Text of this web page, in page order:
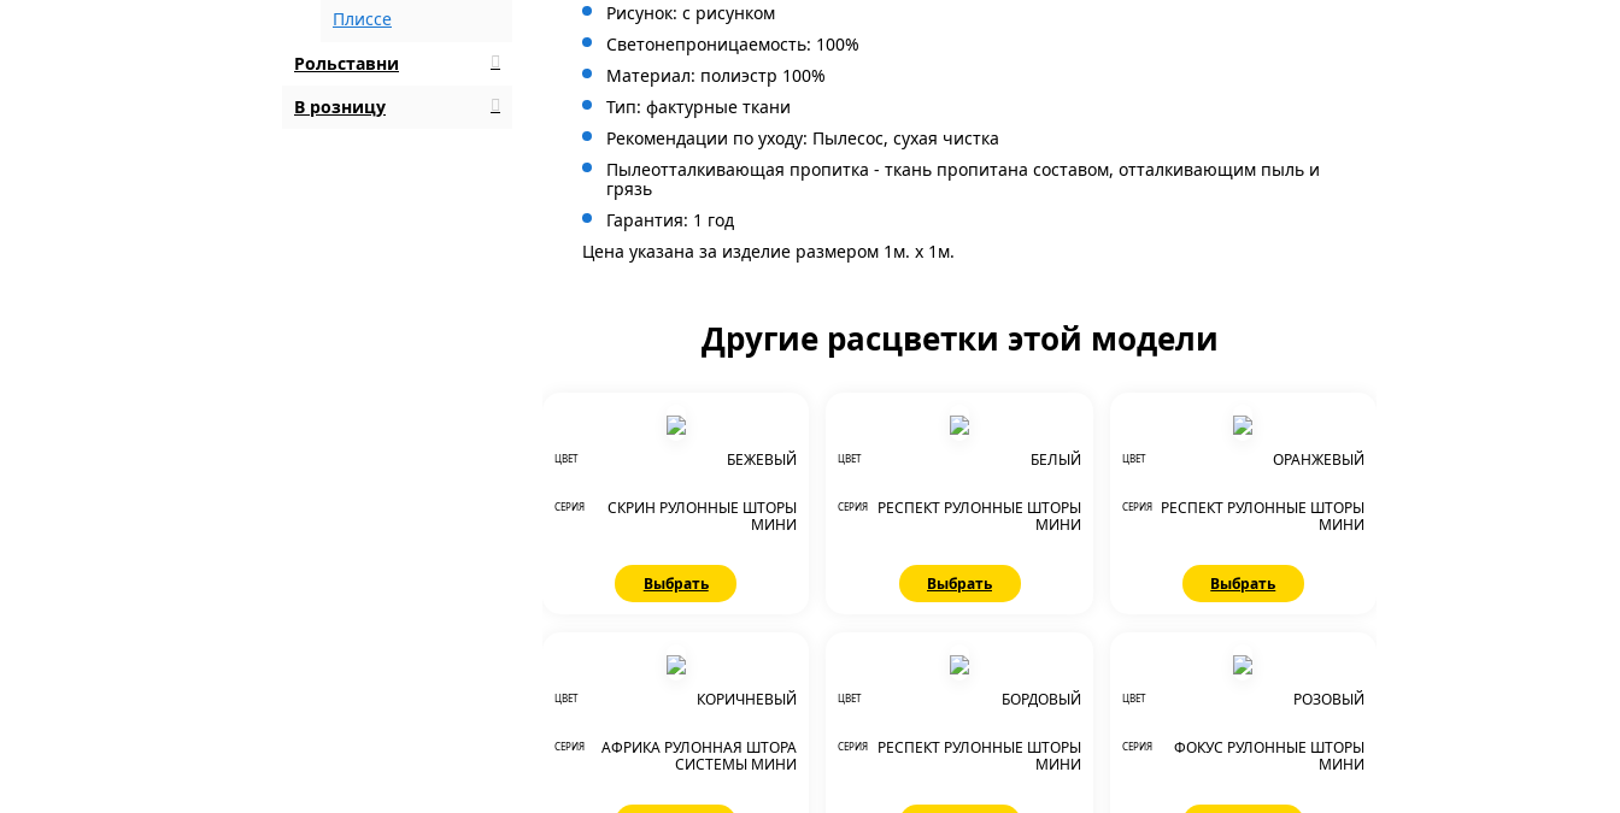
Плиссе
Рольставни
В розницу
Рисунок: с рисунком
Светонепроницаемость: 100%
Материал: полиэстр 100%
Тип: фактурные ткани
Рекомендации по уходу: Пылесос, сухая чистка
Пылеотталкивающая пропитка - ткань пропитана составом, отталкивающим пыль и
грязь
Гарантия: 1 год
Цена указана за изделие размером 1м. x 1м.
Другие расцветки этой модели
ЦВЕТ БЕЖЕВЫЙ
СЕРИЯ
СКРИН РУЛОННЫЕ ШТОРЫ
МИНИ
Выбрать
ЦВЕТ БЕЛЫЙ
СЕРИЯ
РЕСПЕКТ РУЛОННЫЕ ШТОРЫ
МИНИ
Выбрать
ЦВЕТ ОРАНЖЕВЫЙ
СЕРИЯ
РЕСПЕКТ РУЛОННЫЕ ШТОРЫ
МИНИ
Выбрать
ЦВЕТ КОРИЧНЕВЫЙ
СЕРИЯ
АФРИКА РУЛОННАЯ ШТОРА
СИСТЕМЫ МИНИ
ЦВЕТ БОРДОВЫЙ
СЕРИЯ
РЕСПЕКТ РУЛОННЫЕ ШТОРЫ
МИНИ
ЦВЕТ РОЗОВЫЙ
СЕРИЯ
ФОКУС РУЛОННЫЕ ШТОРЫ
МИНИ